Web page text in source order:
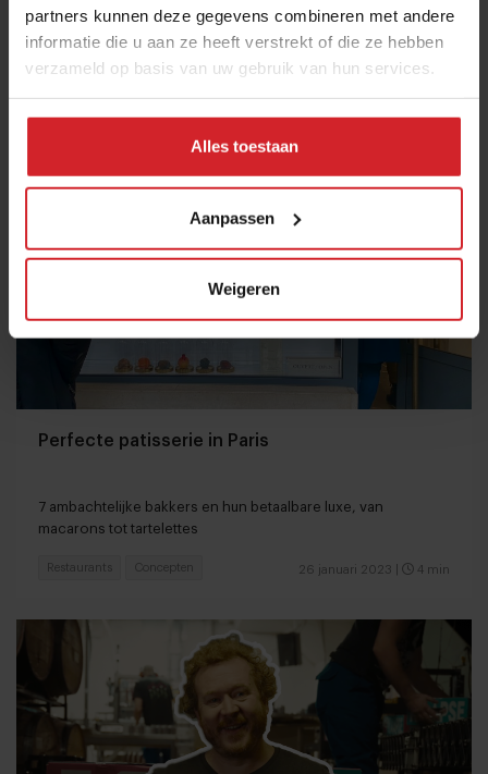
partners kunnen deze gegevens combineren met andere
informatie die u aan ze heeft verstrekt of die ze hebben
verzameld op basis van uw gebruik van hun services.
Alles toestaan
Aanpassen
Weigeren
Bijzondere concepten, verhalen en interviews uit eigen
26 januari 2023| 1 min
Restaurants Citytrip
Perfecte patisserie in Paris
7 ambachtelijke bakkers en hun betaalbare luxe, van
macarons tot tartelettes
26 januari 2023 4 min
Restaurants Concepten